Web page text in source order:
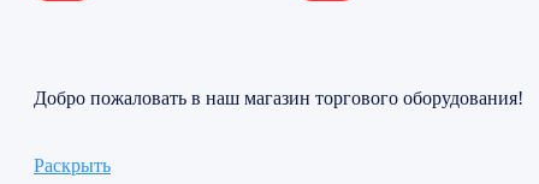
Добро пожаловать в наш магазин торгового оборудования!
Раскрыть